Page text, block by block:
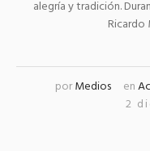
alegría y tradición.
Ricardo
porMedios en
2